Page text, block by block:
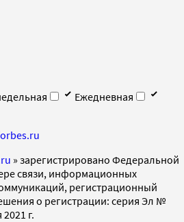
Ежедневная
» зарегистрировано Федеральной
связи, информационных
регистрационный
о регистрации: серия Эл №
г.